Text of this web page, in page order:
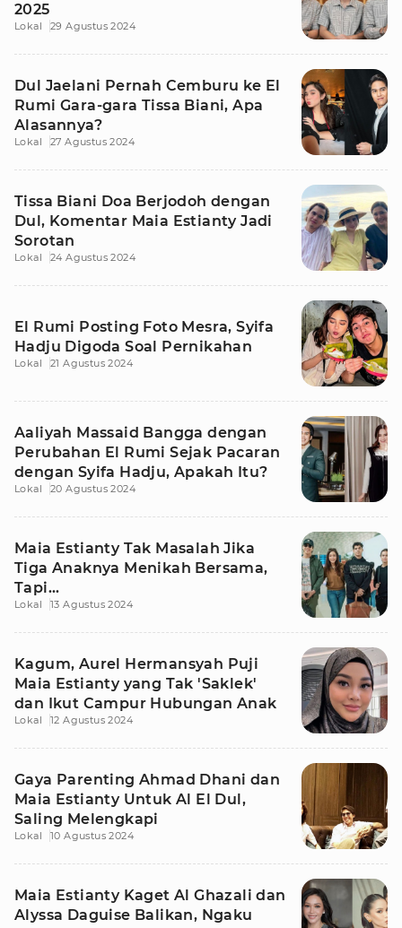
2025
Lokal 29 Agustus 2024
Dul Jaelani Pernah Cemburu ke El
Rumi Gara-gara Tissa Biani, Apa
Alasannya?
Lokal 27 Agustus 2024
Tissa Biani Doa Berjodoh dengan
Dul, Komentar Maia Estianty Jadi
Sorotan
Lokal 24 Agustus 2024
El Rumi Posting Foto Mesra, Syifa
Hadju Digoda Soal Pernikahan
Lokal 21 Agustus 2024
Aaliyah Massaid Bangga dengan
Perubahan El Rumi Sejak Pacaran
dengan Syifa Hadju, Apakah Itu?
Lokal 20 Agustus 2024
Maia Estianty Tak Masalah Jika
Tiga Anaknya Menikah Bersama,
Tapi...
Lokal 13 Agustus 2024
Kagum, Aurel Hermansyah Puji
Maia Estianty yang Tak 'Saklek'
dan Ikut Campur Hubungan Anak
Lokal 12 Agustus 2024
Gaya Parenting Ahmad Dhani dan
Maia Estianty Untuk Al El Dul,
Saling Melengkapi
Lokal 10 Agustus 2024
Maia Estianty Kaget Al Ghazali dan
Alyssa Daguise Balikan, Ngaku